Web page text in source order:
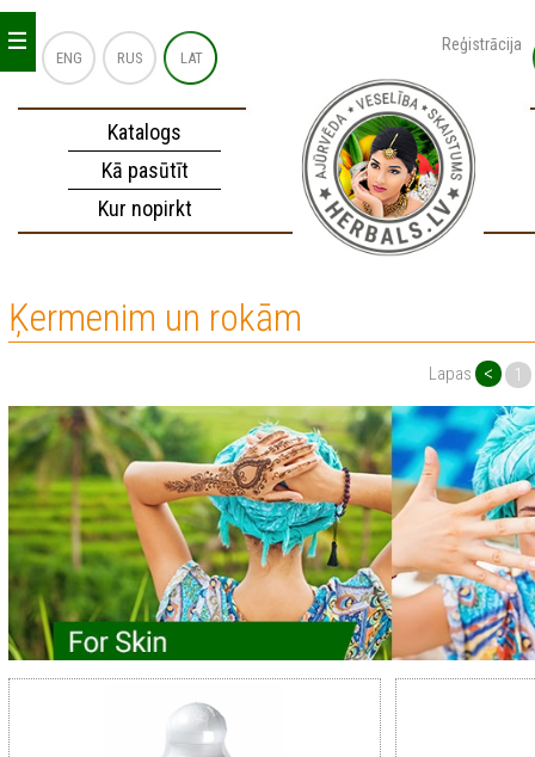
ENG RUS LAT
Reģistrācija
Katalogs
Kā pasūtīt
Kur nopirkt
_
_
_
Ķermenim un rokām
Lapas < 1